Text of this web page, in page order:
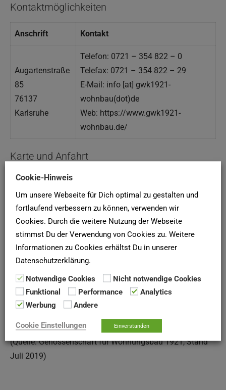
Kontaktmöglichkeiten
Anschrift Kontakt
Augartenstraße
85
76137
Karlsruhe
Telefon: 0721 – 354 822 – 0
Telefax: 0721 – 354 822 – 29
E-Mail: info [at] gwk1921-
wohnbau(dot)de
Web: https://www.gwk1921-
wohnbau.de/
Karte und Anfahrt
Google Maps
Google Karte laden
Die Karte wurde von Google Maps eingebettet.
Datenschutzerklärungen
(Quelle: Genossenschaft für Wohnungs­bau 1921, Stand
Juli 2019)
Cookie-Hinweis
Um unsere Webseite für Dich optimal zu gestalten und
fortlaufend verbessern zu können, verwenden wir
Cookies. Durch die weitere Nutzung der Webseite
stimmst Du der Verwendung von Cookies zu. Weitere
Informationen zu Cookies erhältst Du in unserer
Datenschutzerklärung.
Notwendige Cookies
Nicht notwendige Cookies
Funktional
Performance
Analytics
Werbung
Andere
Cookie Einstellungen Einverstanden